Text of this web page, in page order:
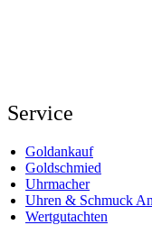
Service
Goldankauf
Goldschmied
Uhrmacher
Uhren & Schmuck
Wertgutachten